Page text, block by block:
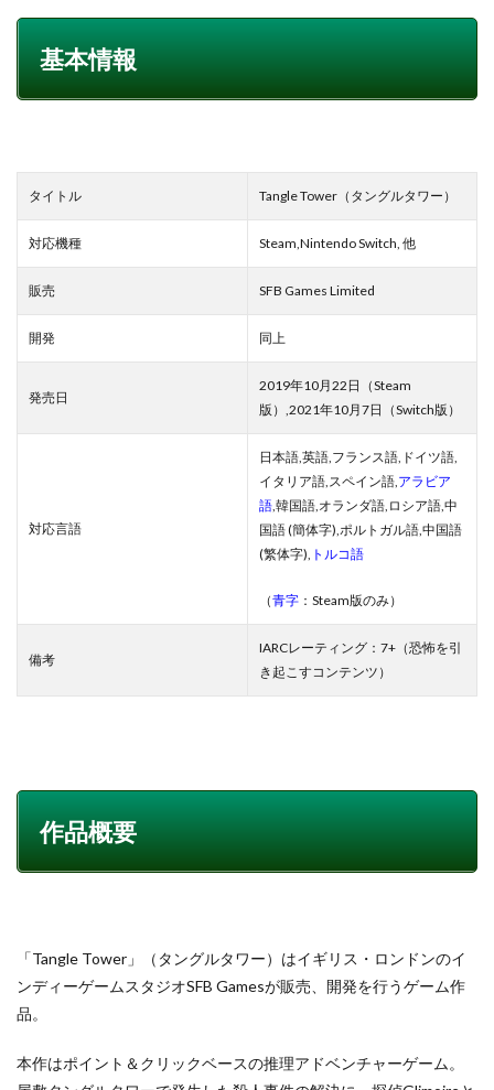
基本情報
タイトル Tangle Tower（タングルタワー）
対応機種 Steam,Nintendo Switch, 他
販売 SFB Games Limited
開発 同上
発売日
2019年10月22日（Steam
版）,2021年10月7日（Switch版）
対応言語
日本語,英語,フランス語,ドイツ語,
イタリア語,スペイン語,アラビア
語,韓国語,オランダ語,ロシア語,中
国語 (簡体字),ポルトガル語,中国語
(繁体字), トルコ語
（青字 ：Steam版のみ）
備考
IARCレーティング：7+（恐怖を引
き起こすコンテンツ）
作品概要
「Tangle Tower」（タングルタワー）はイギリス・ロンドンのイ
ンディーゲームスタジオSFB Gamesが販売、開発を行うゲーム作
品。
本作はポイント＆クリックベースの推理アドベンチャーゲーム。